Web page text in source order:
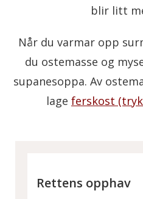
blir litt
Når du varmar opp
du ostemasse og
supanesoppa. Av
lage ferskost
Rettens opphav